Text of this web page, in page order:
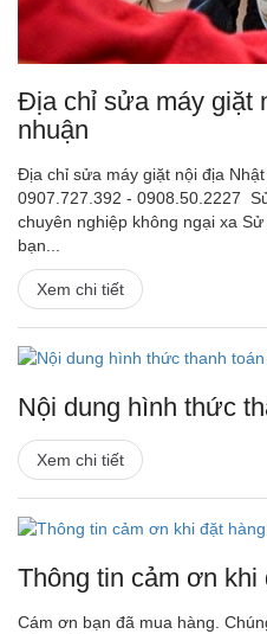
Địa chỉ sửa máy giặt
nhuận
Địa chỉ sửa máy giặt nội địa
0907.727.392 - 0908.50.2227
chuyên nghiệp không ngại xa
bạn...
Xem chi tiết
Nội dung hình thức
Xem chi tiết
Thông tin cảm ơn khi
Cám ơn bạn đã mua hàng.